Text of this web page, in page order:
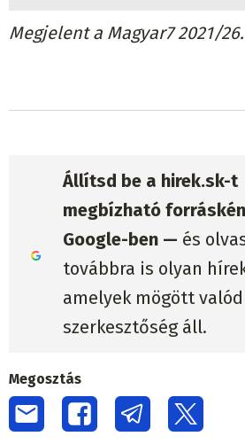
Megjelent a Magyar7 2021/
Állítsd be a hirek.sk-t
megbízható
Google-ben — és
továbbra is olyan
amelyek mögött
szerkesztőség áll.
Megosztás